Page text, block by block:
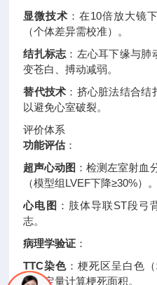
显微技术 ：在10倍放大镜
（个体差异需校准） 。
结扎标志 ：左心耳下缘与
变苍白、搏动减弱。
替代技术 ：挤心脏法结合
以避免心室破裂。
评价体系
功能评估：
超声心动图 ：检测左室射血
（模型组LVEF下降≥30%） 。
心电图 ：肢体导联ST段弓
志。
病理学验证 ：
TTC染色 ：梗死区呈白色
色，定量计算梗死面积。